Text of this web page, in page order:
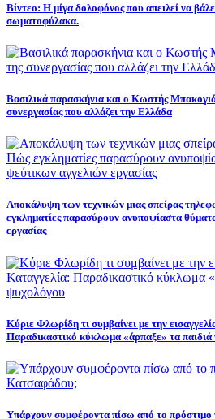
Βίντεο: Η μίγα δολοφόνος που απειλεί να
σωματοφύλακα.
Βασιλικά παρασκήνια και ο Κωστής
συνεργασίας που αλλάζει την Ελλάδα
Αποκάλυψη των τεχνικών μιας σπείρας
εγκληματίες παρασύρουν ανυποψίαστα
εργασίας
Κύριε Φλωρίδη τι συμβαίνει με την
Παραδικαστικό κύκλωμα «άρπαξε» τα
Υπάρχουν συμφέροντα πίσω από το